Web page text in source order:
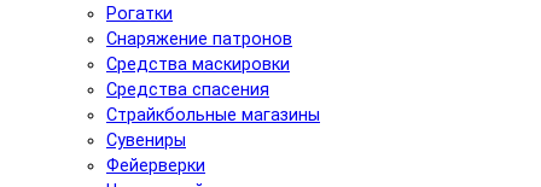
Рогатки
Снаряжение патронов
Средства маскировки
Средства спасения
Страйкбольные магазины
Сувениры
Фейерверки